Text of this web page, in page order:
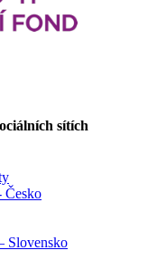
sítích
Česko
Slovensko